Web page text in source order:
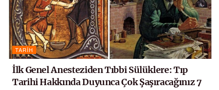
TARIH
İlk Genel Anesteziden Tıbbi Sülüklere: Tıp
Tarihi Hakkında Duyunca Çok Şaşıracağınız 7